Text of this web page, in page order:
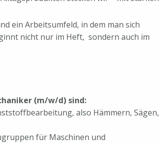
ein Arbeitsumfeld, in dem man sich
nicht nur im Heft, sondern auch im
(m/w/d) sind:
also Hämmern, Sägen,
für Maschinen und